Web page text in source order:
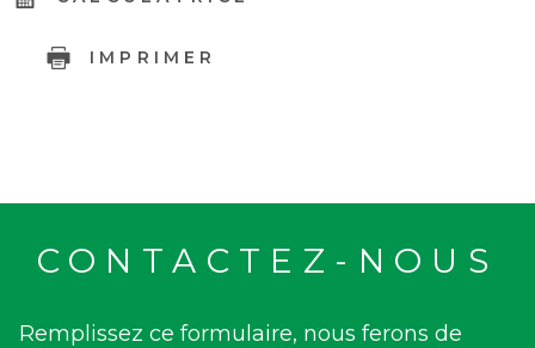
IMPRIMER
CONTACTEZ-NOUS
Remplissez ce formulaire, nous ferons de